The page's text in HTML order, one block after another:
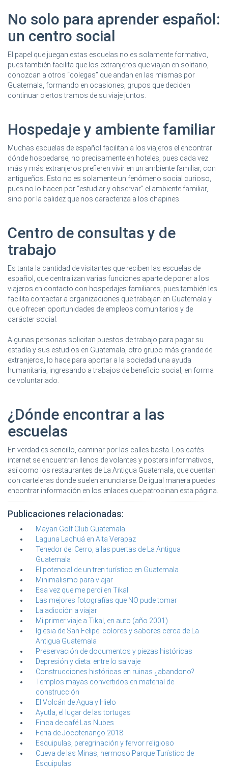
No solo para aprender español:
un centro social
El papel que juegan estas escuelas no es solamente formativo,
pues también facilita que los extranjeros que viajan en solitario,
conozcan a otros “colegas” que andan en las mismas por
Guatemala, formando en ocasiones, grupos que deciden
continuar ciertos tramos de su viaje juntos.
Hospedaje y ambiente familiar
Muchas escuelas de español facilitan a los viajeros el encontrar
dónde hospedarse, no precisamente en hoteles, pues cada vez
más y más extranjeros prefieren vivir en un ambiente familiar, con
antigueños. Esto no es solamente un fenómeno social curioso,
pues no lo hacen por “estudiar y observar” el ambiente familiar,
sino por la calidez que nos caracteriza a los chapines.
Centro de consultas y de
trabajo
Es tanta la cantidad de visitantes que reciben las escuelas de
español, que centralizan varias funciones aparte de poner a los
viajeros en contacto con hospedajes familiares, pues también les
facilita contactar a organizaciones que trabajan en Guatemala y
que ofrecen oportunidades de empleos comunitarios y de
carácter social.
Algunas personas solicitan puestos de trabajo para pagar su
estadía y sus estudios en Guatemala, otro grupo más grande de
extranjeros, lo hace para aportar a la sociedad una ayuda
humanitaria, ingresando a trabajos de beneficio social, en forma
de voluntariado.
¿Dónde encontrar a las
escuelas
En verdad es sencillo, caminar por las calles basta. Los cafés
internet se encuentran llenos de volantes y posters informativos,
así como los restaurantes de La Antigua Guatemala, que cuentan
con carteleras donde suelen anunciarse. De igual manera puedes
encontrar información en los enlaces que patrocinan esta página.
Publicaciones relacionadas:
Mayan Golf Club Guatemala
Laguna Lachuá en Alta Verapaz
Tenedor del Cerro, a las puertas de La Antigua
Guatemala
El potencial de un tren turístico en Guatemala
Minimalismo para viajar
Esa vez que me perdí en Tikal
Las mejores fotografías que NO pude tomar
La adicción a viajar
Mi primer viaje a Tikal, en auto (año 2001)
Iglesia de San Felipe: colores y sabores cerca de La
Antigua Guatemala
Preservación de documentos y piezas históricas
Depresión y dieta: entre lo salvaje
Construcciones históricas en ruinas ¿abandono?
Templos mayas convertidos en material de
construcción
El Volcán de Agua y Hielo
Ayutla, el lugar de las tortugas
Finca de café Las Nubes
Feria de Jocotenango 2018
Esquipulas, peregrinación y fervor religioso
Cueva de las Minas, hermoso Parque Turístico de
Esquipulas